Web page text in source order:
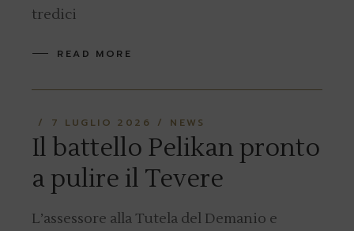
tredici
READ MORE
7 LUGLIO 2026 NEWS
Il battello Pelikan pronto
a pulire il Tevere
L’assessore alla Tutela del Demanio e